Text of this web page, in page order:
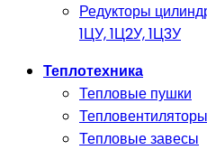
Редукторы
1ЦУ, 1Ц2У, 1Ц3У
Теплотехника
Тепловые пушки
Тепловентиляторы
Тепловые завесы